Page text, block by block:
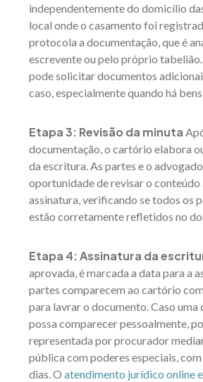
independentemente do domicílio
local onde o casamento foi
protocola a documentação, que é
escrevente ou pelo próprio
pode solicitar documentos
caso, especialmente quando há
Etapa 3: Revisão da minuta
documentação, o cartório elabora
da escritura. As partes e o
oportunidade de revisar o conteúdo
assinatura, verificando se todos os
estão corretamente refletidos no
Etapa 4: Assinatura da
aprovada, é marcada a data para a
partes comparecem ao cartório
para lavrar o documento. Caso uma
possa comparecer pessoalmente,
representada por procurador
pública com poderes especiais,
dias. O atendimento jurídico online